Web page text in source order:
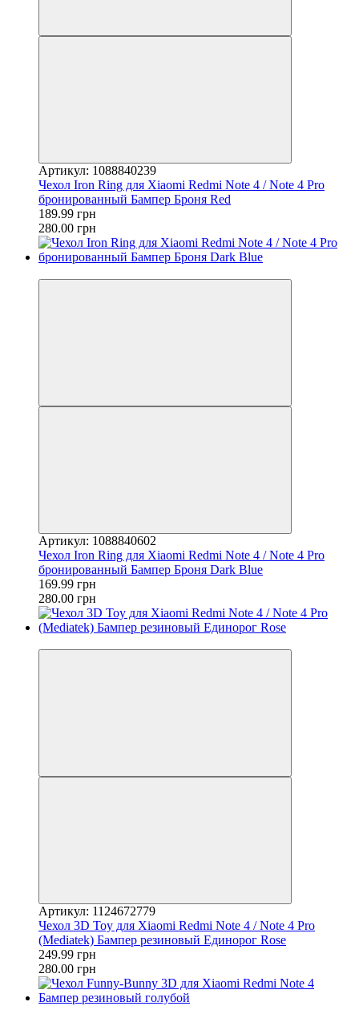
Артикул: 1088840239
Чехол Iron Ring для Xiaomi Redmi Note 4 / Note 4 Pro
бронированный Бампер Броня Red
189.99 грн
280.00 грн
Артикул: 1088840602
Чехол Iron Ring для Xiaomi Redmi Note 4 / Note 4 Pro
бронированный Бампер Броня Dark Blue
169.99 грн
280.00 грн
Артикул: 1124672779
Чехол 3D Toy для Xiaomi Redmi Note 4 / Note 4 Pro
(Mediatek) Бампер резиновый Единорог Rose
249.99 грн
280.00 грн